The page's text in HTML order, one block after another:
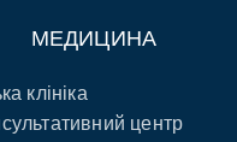
МЕДИЦИНА
клініка
центр